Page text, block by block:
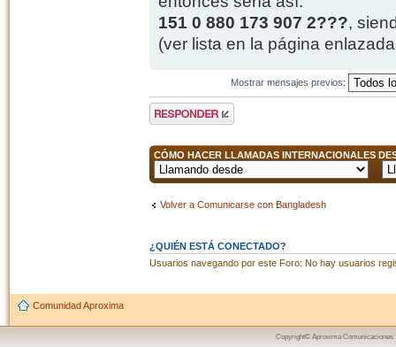
151 0 880 173 907 2???,
(ver lista en la página
Mostrar mensajes previos:
Publicar una
respuesta
CÓMO HACER LLAMADAS INTERNACIONALES
Volver a Comunicarse con Bangladesh
¿QUIÉN ESTÁ CONECTADO?
Usuarios navegando por este Foro: No hay usuarios
Comunidad Aproxima
Copyright© Aproxima Comunicaciones